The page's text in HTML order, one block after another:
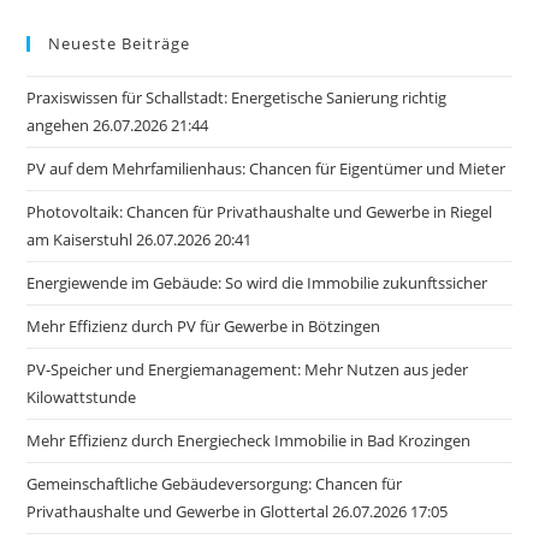
Neueste Beiträge
Praxiswissen für Schallstadt: Energetische Sanierung richtig
angehen 26.07.2026 21:44
PV auf dem Mehrfamilienhaus: Chancen für Eigentümer und Mieter
Photovoltaik: Chancen für Privathaushalte und Gewerbe in Riegel
am Kaiserstuhl 26.07.2026 20:41
Energiewende im Gebäude: So wird die Immobilie zukunftssicher
Mehr Effizienz durch PV für Gewerbe in Bötzingen
PV-Speicher und Energiemanagement: Mehr Nutzen aus jeder
Kilowattstunde
Mehr Effizienz durch Energiecheck Immobilie in Bad Krozingen
Gemeinschaftliche Gebäudeversorgung: Chancen für
Privathaushalte und Gewerbe in Glottertal 26.07.2026 17:05